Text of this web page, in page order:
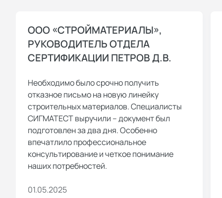
ООО «СТРОЙМАТЕРИАЛЫ»,
РУКОВОДИТЕЛЬ ОТДЕЛА
СЕРТИФИКАЦИИ ПЕТРОВ Д.В.
Необходимо было срочно получить
отказное письмо на новую линейку
строительных материалов. Специалисты
СИГМАТЕСТ выручили – документ был
подготовлен за два дня. Особенно
впечатлило профессиональное
консультирование и четкое понимание
наших потребностей.
01.05.2025